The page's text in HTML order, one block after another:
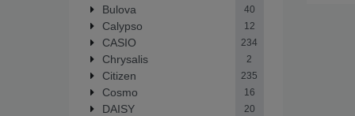
Bulova 40
Calypso 12
CASIO 234
Chrysalis 2
Citizen 235
Cosmo 16
DAISY 20